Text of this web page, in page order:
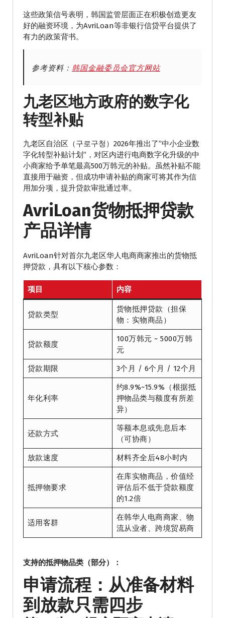
这些政策信号表明，韩国监管层面正在积极创造更友
好的融资环境，为AvriLoan等非银行信贷平台提供了
有力的政策背书。
参考资料： 韩国金融委员会官方网站
九老区地方政府的数字化
转型补贴
九老区自治区（구로구청）2026年推出了”中小企业数
字化转型补贴计划”，对区内进行电商数字化升级的中
小商家给予单笔最高500万韩元的补贴。虽然补贴不能
直接用于融资，但成功申请补贴的商家可将其作为信
用加分项，提升贷款审批通过率。
AvriLoan货物抵押贷款
产品详情
AvriLoan针对首尔九老区华人电商商家推出的货物抵
押贷款，具有以下核心参数：
项目 内容
贷款类型
货物抵押贷款（担保
物：实物商品）
贷款额度
100万韩元 ~ 5000万韩
元
贷款期限 3个月 / 6个月 / 12个月
年化利率
约8.9%~15.9%（根据抵
押物品类与额度有所差
异）
还款方式
等额本息或先息后本
（可协商）
放款速度 材料齐全后48小时内
抵押物要求
在库实物商品，价值经
评估后不低于贷款额度
的1.2倍
适用客群
在韩华人电商商家、物
流从业者、跨境贸易商
支持的抵押物品类（部分）：
申请流程：从准备材料
到放款只需四步